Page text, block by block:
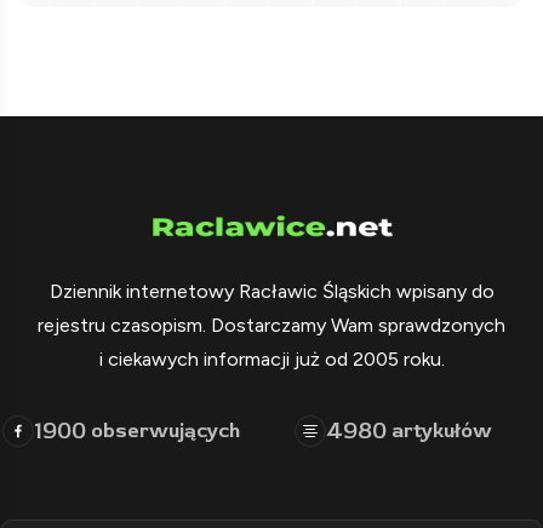
Dziennik internetowy Racławic Śląskich wpisany do
rejestru czasopism. Dostarczamy Wam sprawdzonych
i ciekawych informacji już od 2005 roku.
1900 obserwujących 4980 artykułów